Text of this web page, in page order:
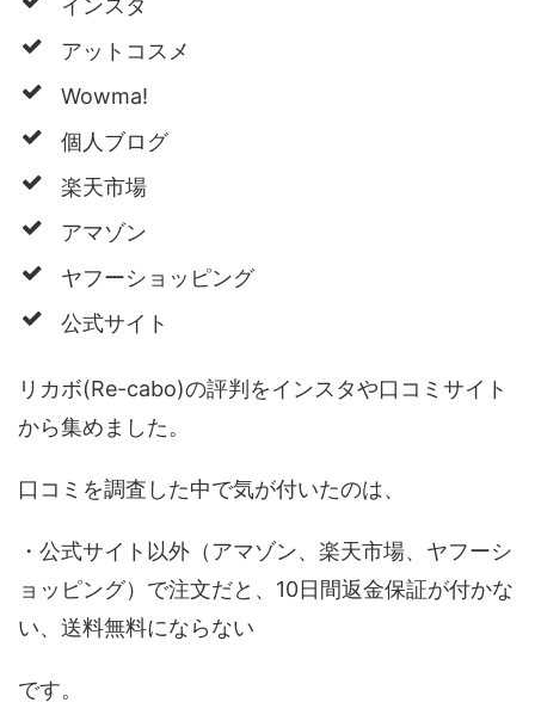
アットコスメ
Wowma!
個人ブログ
楽天市場
アマゾン
ヤフーショッピング
公式サイト
リカボ(Re-cabo)の評判をインスタや口コミサイト
から集めました。
口コミを調査した中で気が付いたのは、
・公式サイト以外（アマゾン、楽天市場、ヤフーシ
ョッピング）で注文だと、10日間返金保証が付かな
い、送料無料にならない
です。